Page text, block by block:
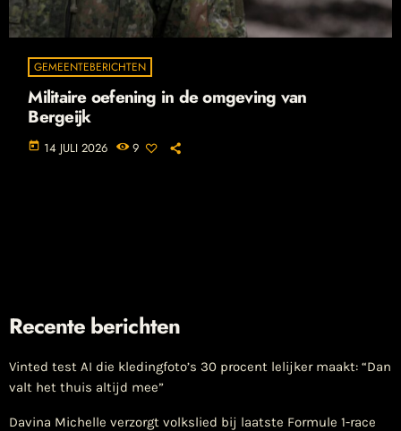
GEMEENTEBERICHTEN
Militaire oefening in de omgeving van
Bergeijk
today 14 JULI 2026 9
Recente berichten
Vinted test AI die kledingfoto’s 30 procent lelijker maakt: “Dan
valt het thuis altijd mee”
Davina Michelle verzorgt volkslied bij laatste Formule 1-race